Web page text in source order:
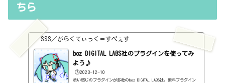
ちら
SSS／がらくてぃっく＝すぺぇす
boz DIGITAL LABS社のプラグインを使ってみ
よう♪
🕒️2023-12-10
渋い感じのプラグインが多数のboz DIGITAL LABS社。無料プラグイン